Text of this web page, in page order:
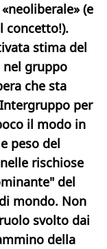
(e
concetto!).
stima del
nel gruppo
che sta
per
il modo in
peso del
rischiose
del
mondo. Non
svolto dai
della